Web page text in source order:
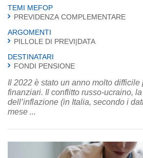
TEMI MEFOP
PREVIDENZA COMPLEMENTARE
ARGOMENTI
PILLOLE DI PREVI|DATA
DESTINATARI
FONDI PENSIONE
Il 2022 è stato un anno molto difficile
finanziari. Il conflitto russo-ucraino,
dell’inflazione (in Italia, secondo i
mese ...